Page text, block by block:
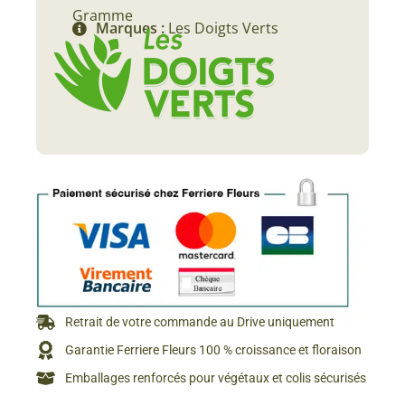
Gramme
Marques : Les Doigts Verts
Retrait de votre commande au Drive uniquement
Garantie Ferriere Fleurs 100 % croissance et floraison
Emballages renforcés pour végétaux et colis sécurisés